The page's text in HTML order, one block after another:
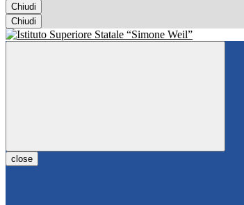
Chiudi
Chiudi
close